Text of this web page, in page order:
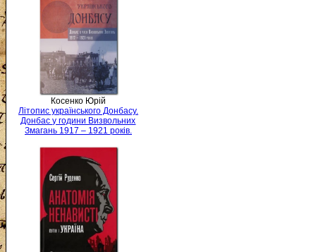
Косенко Юрій
Літопис українського Донбасу.
Донбас у години Визвольних
Змагань 1917 – 1921 років.